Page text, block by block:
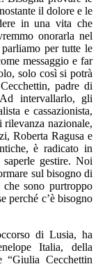
il dolore e le
in una vita che
onorarla nel
per tutte le
messaggio e far
solo così si potrà
padre di
intervallarlo, gli
e cassazionista,
rilevanza nazionale,
Roberta Ragusa e
è radicato in
gestire. Noi
sul bisogno di
sono purtroppo
perché c’è bisogno
di Lusia, ha
Italia, della
“Giulia Cecchettin